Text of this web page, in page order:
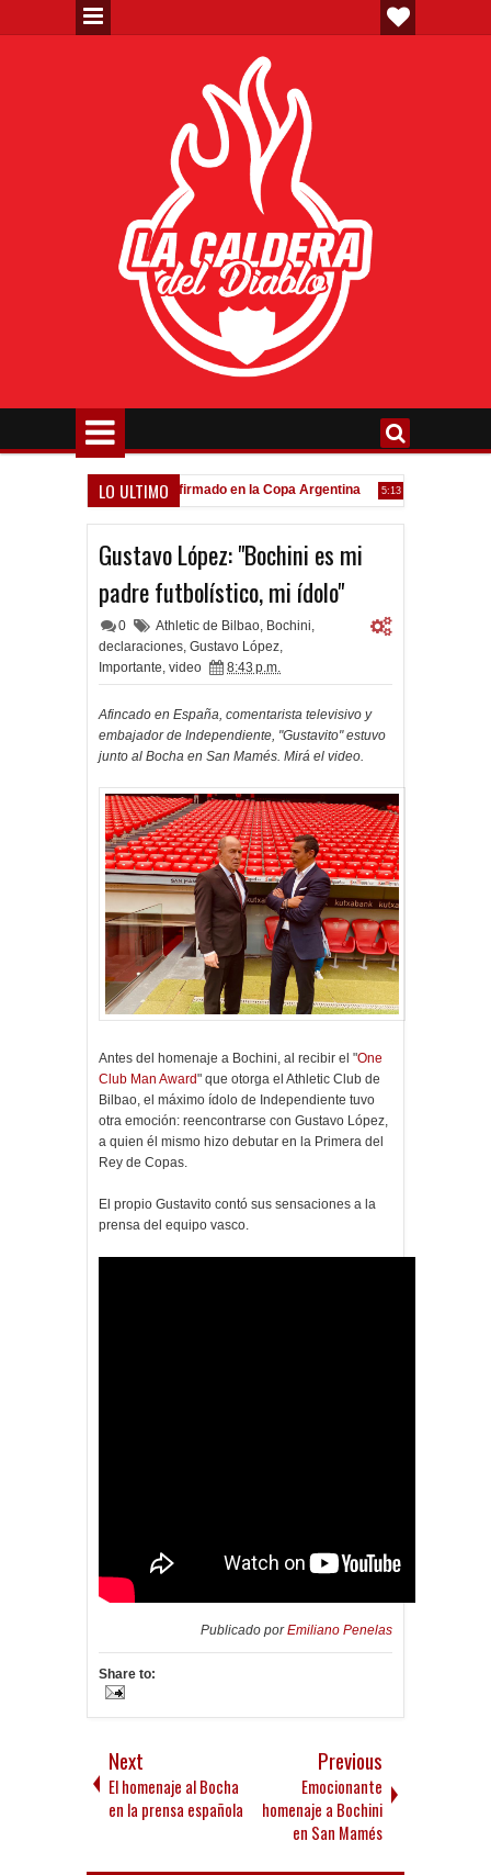
LO ULTIMO
Todo confirmado en la Copa Argentina 5:13 PM Goleada
Gustavo López: "Bochini es mi
padre futbolístico, mi ídolo"
0 Athletic de Bilbao, Bochini,
declaraciones, Gustavo López,
Importante, video 8:43 p.m.
Afincado en España, comentarista televisivo y
embajador de Independiente, "Gustavito" estuvo
junto al Bocha en San Mamés. Mirá el video.
Antes del homenaje a Bochini, al recibir el "One
Club Man Award" que otorga el Athletic Club de
Bilbao, el máximo ídolo de Independiente tuvo
otra emoción: reencontrarse con Gustavo López,
a quien él mismo hizo debutar en la Primera del
Rey de Copas.
El propio Gustavito contó sus sensaciones a la
prensa del equipo vasco.
Publicado porEmiliano Penelas
Share to:
Next
El homenaje al Bocha
en la prensa española
Previous
Emocionante
homenaje a Bochini
en San Mamés